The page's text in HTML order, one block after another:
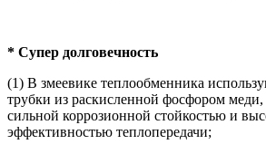
* Супер долговечность
(1) В змеевике теплообменника
трубки из раскисленной фосфором
сильной коррозионной стойкостью и
эффективностью теплопередачи;